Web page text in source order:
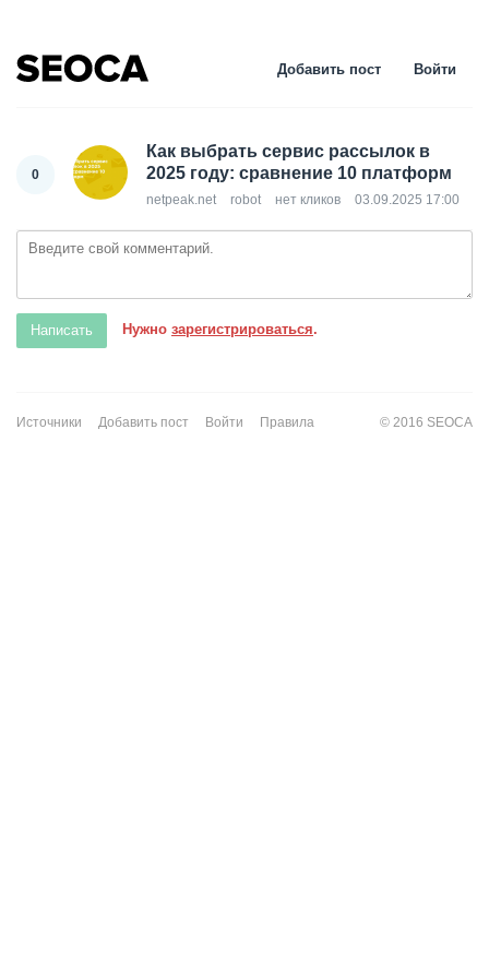
Добавить пост Войти
0
Как выбрать сервис рассылок в
2025 году: сравнение 10 платформ
netpeak.net robot нет кликов 03.09.2025 17:00
Нужно зарегистрироваться.
Источники Добавить пост Войти Правила © 2016 SEOCA